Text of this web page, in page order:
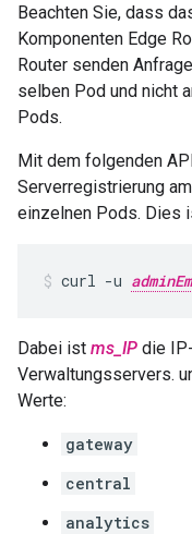
Beachten Sie, dass
Komponenten Edge
Router senden
selben Pod und nicht
Pods.
Mit dem folgenden
Serverregistrierung
einzelnen Pods. Dies
curl -u
Dabei ist ms_IP die
Verwaltungsservers.
Werte:
gateway
central
analytics